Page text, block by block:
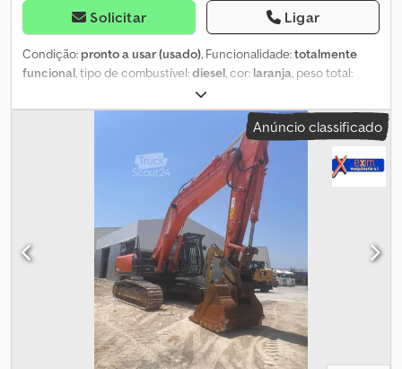
Solicitar Ligar
Condição: pronto a usar (usado), Funcionalidade:totalmente
funcional, tipo de combustível:diesel, cor: laranja, peso total:
100 percentagem
lugares:1, tipo de mastro:mono, Ano de fabrico:2019, horas de
ar condicionado, baixo
nível de ruído, computador de bordo, esteiras de borracha,
faróis adicionais, martelo hidráulico, Escavadora de esteiras de
borracha Hitachi ZX85USB85-6 4.805 horas Crjdozta Ulspfx Aflsf 1
concha Lâmina frontal Em muito bom estado geral Pronta para
uso. Mais informações no site da Almerisan.
Anúncio classificado